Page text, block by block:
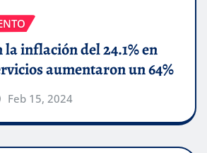
inflación del 24.1% en
aumentaron un 64%
Feb 15, 2024